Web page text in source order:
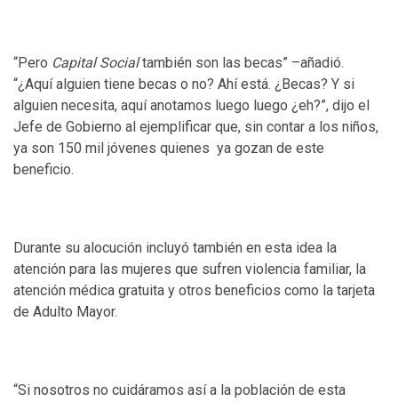
“Pero Capital Socialtambién son las becas” –añadió.
“¿Aquí alguien tiene becas o no? Ahí está. ¿Becas? Y si
alguien necesita, aquí anotamos luego luego ¿eh?”, dijo el
Jefe de Gobierno al ejemplificar que, sin contar a los niños,
ya son 150 mil jóvenes quienes ya gozan de este
beneficio.
Durante su alocución incluyó también en esta idea la
atención para las mujeres que sufren violencia familiar, la
atención médica gratuita y otros beneficios como la tarjeta
de Adulto Mayor.
“Si nosotros no cuidáramos así a la población de esta